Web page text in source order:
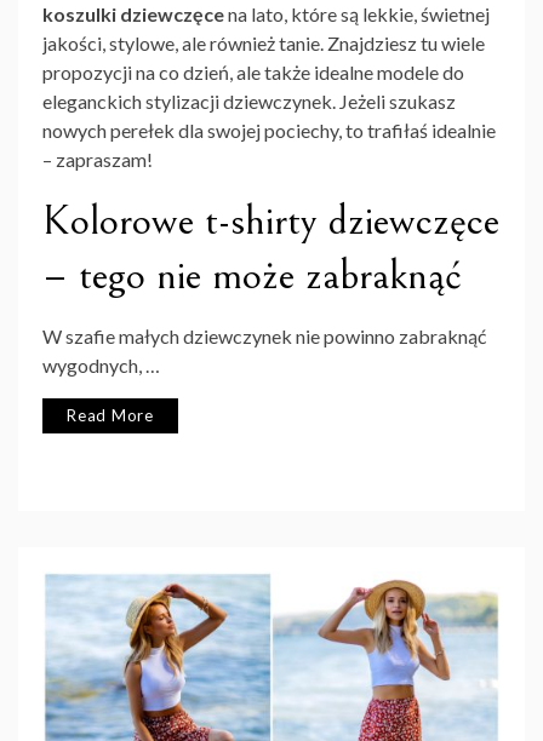
koszulki dziewczęcena lato, które są lekkie, świetnej
jakości, stylowe, ale również tanie. Znajdziesz tu wiele
propozycji na co dzień, ale także idealne modele do
eleganckich stylizacji dziewczynek. Jeżeli szukasz
nowych perełek dla swojej pociechy, to trafiłaś idealnie
– zapraszam!
Kolorowe t-shirty dziewczęce
– tego nie może zabraknąć
W szafie małych dziewczynek nie powinno zabraknąć
wygodnych, …
Read More